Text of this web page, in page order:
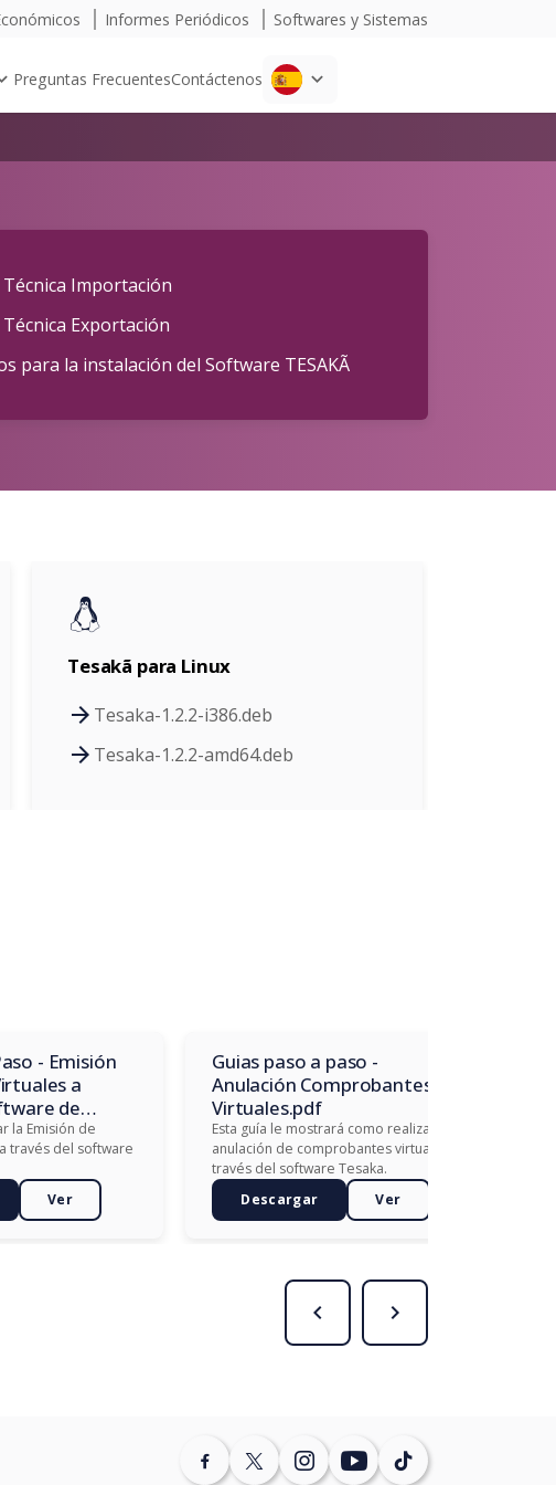
Informes Periódicos Softwares y Sistemas
Preguntas FrecuentesContáctenos
Técnica Importación
Exportación
para la instalación del Software TESAKÃ
Tesakã para Linux
Tesaka-1.2.2-i386.deb
Tesaka-1.2.2-amd64.deb
- Emisión
a
de
la Emisión de
través del software
Ver
Guias paso a paso -
Anulación Comprobantes
Virtuales.pdf
Esta guía le mostrará como realizar la
anulación de comprobantes virtuales, a
través del software Tesaka.
Descargar
Ver
chevron_left navigate_next